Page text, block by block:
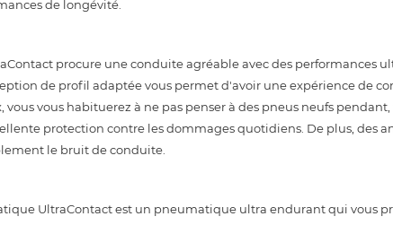
de longévité.
procure une conduite agréable avec des performances
de profil adaptée vous permet d'avoir une expérience de
vous vous habituerez à ne pas penser à des pneus neufs
protection contre les dommages quotidiens. De plus, des
le bruit de conduite.
UltraContact est un pneumatique ultra endurant qui vous